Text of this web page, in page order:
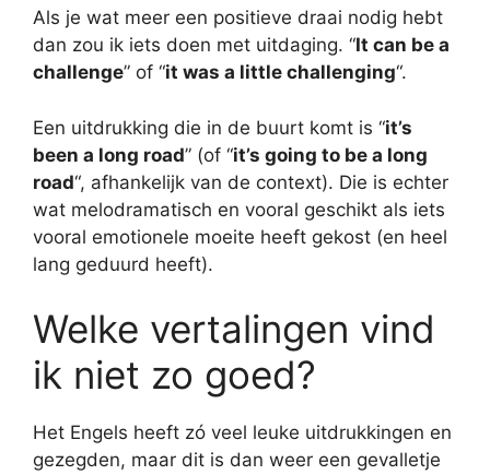
Als je wat meer een positieve draai nodig hebt
dan zou ik iets doen met uitdaging. “It can be a
challenge” of “it was a little challenging“.
Een uitdrukking die in de buurt komt is “it’s
been a long road” (of “it’s going to be a long
road“, afhankelijk van de context). Die is echter
wat melodramatisch en vooral geschikt als iets
vooral emotionele moeite heeft gekost (en heel
lang geduurd heeft).
Welke vertalingen vind
ik niet zo goed?
Het Engels heeft zó veel leuke uitdrukkingen en
gezegden, maar dit is dan weer een gevalletje